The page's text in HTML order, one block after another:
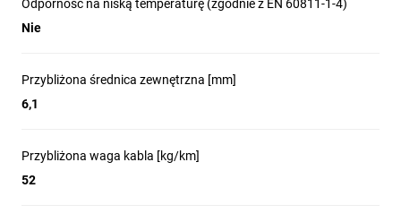
Odporność na niską temperaturę (zgodnie z EN 60811-1-4)
Nie
Przybliżona średnica zewnętrzna [mm]
6,1
Przybliżona waga kabla [kg/km]
52